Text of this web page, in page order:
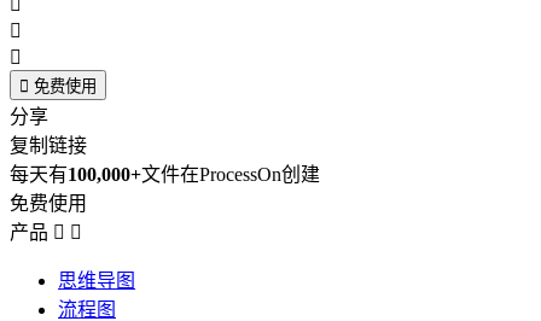


 免费使用
分享
复制链接
每天有100,000+文件在ProcessOn创建
免费使用
产品  
思维导图
流程图